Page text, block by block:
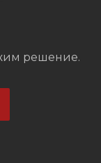
решение.